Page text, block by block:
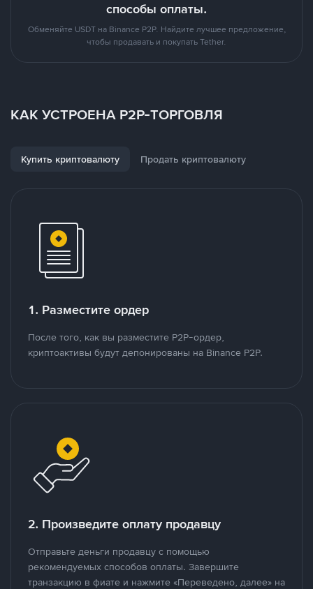
способы оплаты.
Обменяйте USDT на Binance P2P. Найдите лучшее предложение,
чтобы продавать и покупать Tether.
КАК УСТРОЕНА P2P-ТОРГОВЛЯ
Купить криптовалюту Продать криптовалюту
1. Разместите ордер
После того, как вы разместите P2P-ордер,
криптоактивы будут депонированы на Binance P2P.
2. Произведите оплату продавцу
Отправьте деньги продавцу с помощью
рекомендуемых способов оплаты. Завершите
транзакцию в фиате и нажмите «Переведено, далее» на